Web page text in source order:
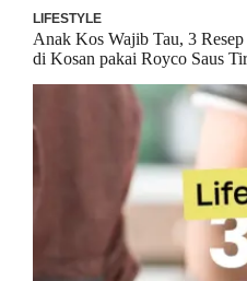
LIFESTYLE
Anak Kos Wajib Tau, 3
di Kosan pakai Royco Saus